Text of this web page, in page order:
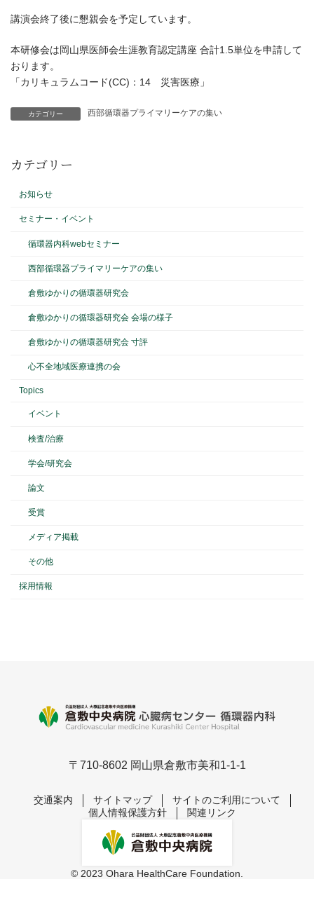
講演会終了後に懇親会を予定しています。
本研修会は岡山県医師会生涯教育認定講座 合計1.5単位を申請して
おります。
「カリキュラムコード(CC)：14 災害医療」
カテゴリー 西部循環器プライマリーケアの集い
カテゴリー
お知らせ
セミナー・イベント
循環器内科webセミナー
西部循環器プライマリーケアの集い
倉敷ゆかりの循環器研究会
倉敷ゆかりの循環器研究会 会場の様子
倉敷ゆかりの循環器研究会 寸評
心不全地域医療連携の会
Topics
イベント
検査/治療
学会/研究会
論文
受賞
メディア掲載
その他
採用情報
〒710-8602 岡山県倉敷市美和1-1-1
交通案内 サイトマップ
サイトのご利用について
個人情報保護方針
関連リンク
© 2023 Ohara HealthCare Foundation.